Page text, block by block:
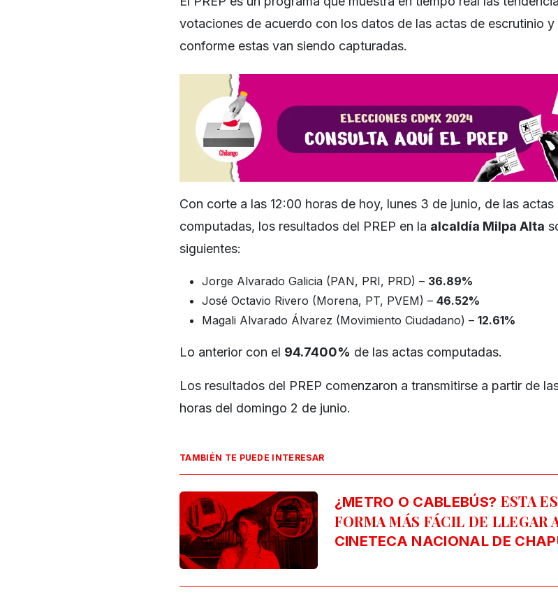
votaciones de acuerdo con los datos de las actas de escrutinio
conforme estas van siendo capturadas.
Con corte a las 12:00 horas de hoy, lunes 3 de junio, de las actas
computadas, los resultados del PREP en la alcaldía Milpa Alta
siguientes:
Jorge Alvarado Galicia (PAN, PRI, PRD) – 36.89%
José Octavio Rivero (Morena, PT, PVEM) – 46.52%
Magali Alvarado Álvarez (Movimiento Ciudadano) – 12.61%
Lo anterior con el 94.7400% de las actas computadas.
Los resultados del PREP comenzaron a transmitirse a partir de
horas del domingo 2 de junio.
TAMBIÉN TE PUEDE INTERESAR
¿METRO O CABLEBÚS? ESTA
FORMA MÁS FÁCIL DE LLEGAR
CINETECA NACIONAL DE